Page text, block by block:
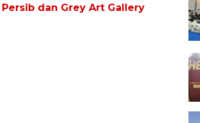
Persib dan Grey Art Gallery